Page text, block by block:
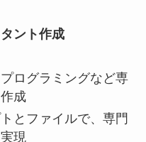
ント作成
ログラミングなど専
成
とファイルで、専門
現